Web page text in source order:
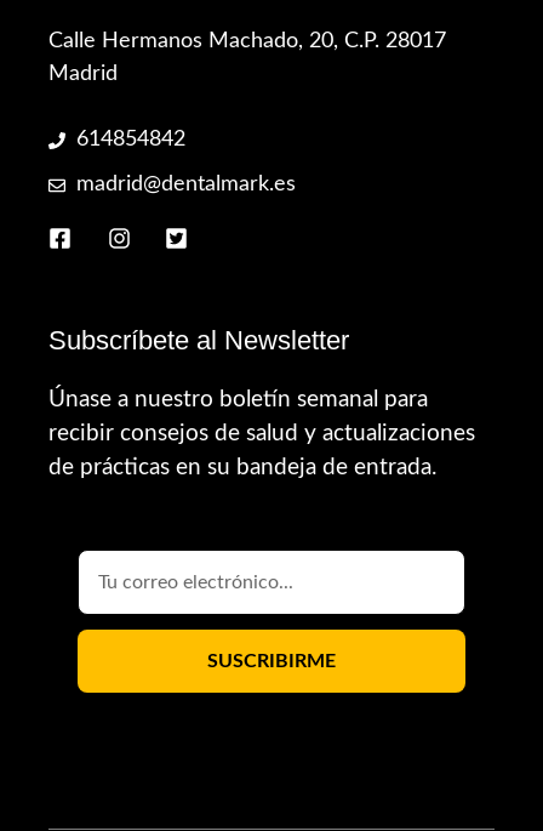
Calle Hermanos Machado, 20, C.P. 28017
Madrid
614854842
madrid@dentalmark.es
Subscríbete al Newsletter
Únase a nuestro boletín semanal para
recibir consejos de salud y actualizaciones
de prácticas en su bandeja de entrada.